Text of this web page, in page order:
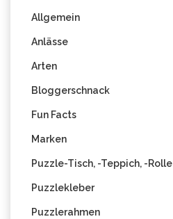
Allgemein
Anlässe
Arten
Bloggerschnack
Fun Facts
Marken
Puzzle-Tisch, -Teppich, -Rolle
Puzzlekleber
Puzzlerahmen